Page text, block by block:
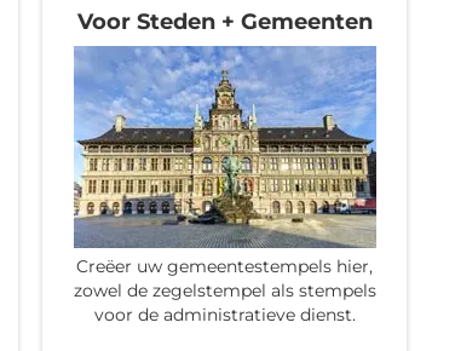
Voor Steden + Gemeenten
Creëer uw gemeentestempels hier,
zowel de zegelstempel als stempels
voor de administratieve dienst.